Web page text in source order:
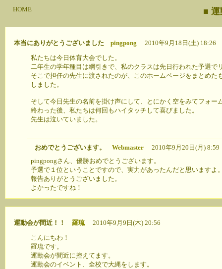
HOME ■ 運
本当にありがとうございました pingpong 2010年9月18日(土) 18:26
私たちは今日体育大会でした。
二年生の学年種目は綱引きで、私のクラスは先日行われた予選
そこで担任の先生に渡されたのが、このホームページをまとめ
しました。
そして今日先生の名前を掛け声にして、とにかく空をみてフォ
終わった後、私たちは何回もハイタッチして喜びました。
先生は泣いていました。
おめでとうございます。 Webmaster2010年9月20日(月) 8:59
pingpongさん、優勝おめでとうございます。
予選で１位ということですので、実力があったんだと思いますよ
報告ありがとうございました。
よかったですね！
運動会が間近！！ 羅琉2010年9月9日(木) 20:56
こんにちわ！
羅琉です。
運動会が間近に控えてます。
運動会のイベント、全校で大縄をします。